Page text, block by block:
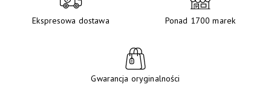
Ekspresowa dostawa Ponad 1700 marek
Gwarancja oryginalności